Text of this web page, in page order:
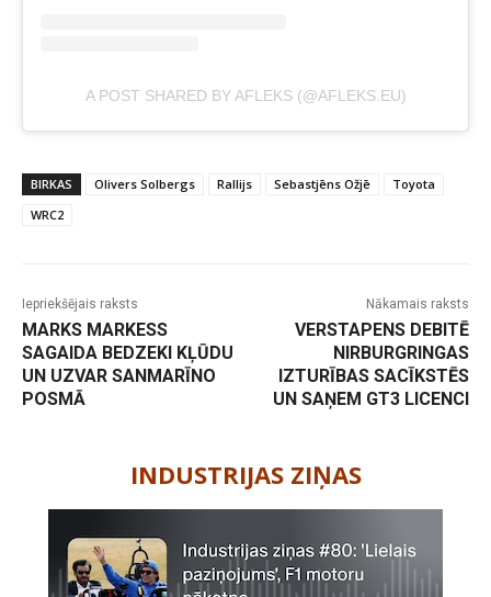
A POST SHARED BY AFLEKS (@AFLEKS.EU)
BIRKAS Olivers Solbergs Rallijs Sebastjēns Ožjē
Toyota
WRC2
Iepriekšējais raksts
MARKS MARKESS
SAGAIDA BEDZEKI KĻŪDU
UN UZVAR SANMARĪNO
POSMĀ
Nākamais raksts
VERSTAPENS DEBITĒ
NIRBURGRINGAS
IZTURĪBAS SACĪKSTĒS
UN SAŅEM GT3 LICENCI
INDUSTRIJAS ZIŅAS